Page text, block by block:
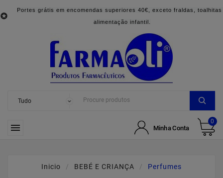

Portes grátis em encomendas superiores 40€, exceto fraldas, toalhitas
alimentação infantil.
 Minha Conta
0
Inicio BEBÉ E CRIANÇA Perfumes